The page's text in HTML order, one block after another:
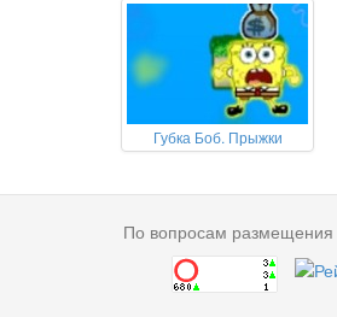
Губка Боб. Прыжки
По вопросам